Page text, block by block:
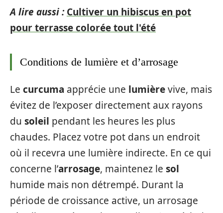
A lire aussi : Cultiver un hibiscus en pot
pour terrasse colorée tout l'été
Conditions de lumière et d’arrosage
Le curcuma apprécie une lumièrevive, mais
évitez de l’exposer directement aux rayons
du soleil pendant les heures les plus
chaudes. Placez votre pot dans un endroit
où il recevra une lumière indirecte. En ce qui
concerne l’arrosage, maintenez le sol
humide mais non détrempé. Durant la
période de croissance active, un arrosage